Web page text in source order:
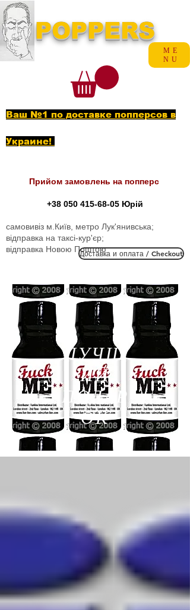
POPPERS
Ваш №1 по доставке попперсов в
Украине!
Прийом замовлень на попперс
+38 050 415-68-05 Юрій
самовивіз м.Київ, метро Лук'янивська;
відправка на таксі-кур'єр;
відправка Новою ПоштоюДоставка и оплата / Checkout
ME
NU
ЛУЧШ
ИЙ
ПОДАР
ОК